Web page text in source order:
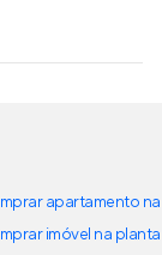
apartamento
imóvel na planta